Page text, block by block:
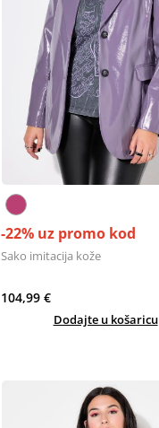
-22% uz promo kod
Sako imitacija kože
104,99 €
Dodajte u košaricu